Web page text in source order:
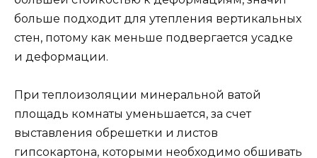
больше подходит для утепления вертикальных
стен, потому как меньше подвергается усадке
и деформации.
При теплоизоляции минеральной ватой
площадь комнаты уменьшается, за счет
выставления обрешетки и листов
гипсокартона, которыми необходимо обшивать